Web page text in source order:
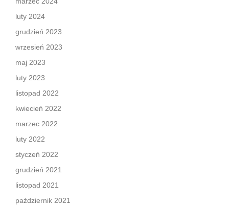
luty 2024
grudzień 2023
wrzesień 2023
maj 2023
luty 2023
listopad 2022
kwiecień 2022
marzec 2022
luty 2022
styczeń 2022
grudzień 2021
listopad 2021
październik 2021